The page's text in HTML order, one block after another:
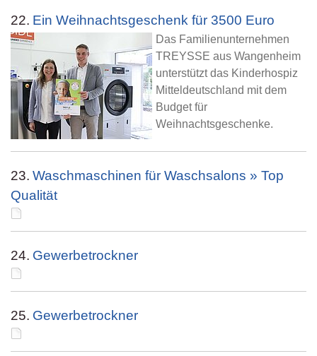
22. Ein Weihnachtsgeschenk für 3500 Euro
Das Familienunternehmen
TREYSSE aus Wangenheim
unterstützt das Kinderhospiz
Mitteldeutschland mit dem
Budget für
Weihnachtsgeschenke.
23. Waschmaschinen für Waschsalons » Top
Qualität
24. Gewerbetrockner
25. Gewerbetrockner